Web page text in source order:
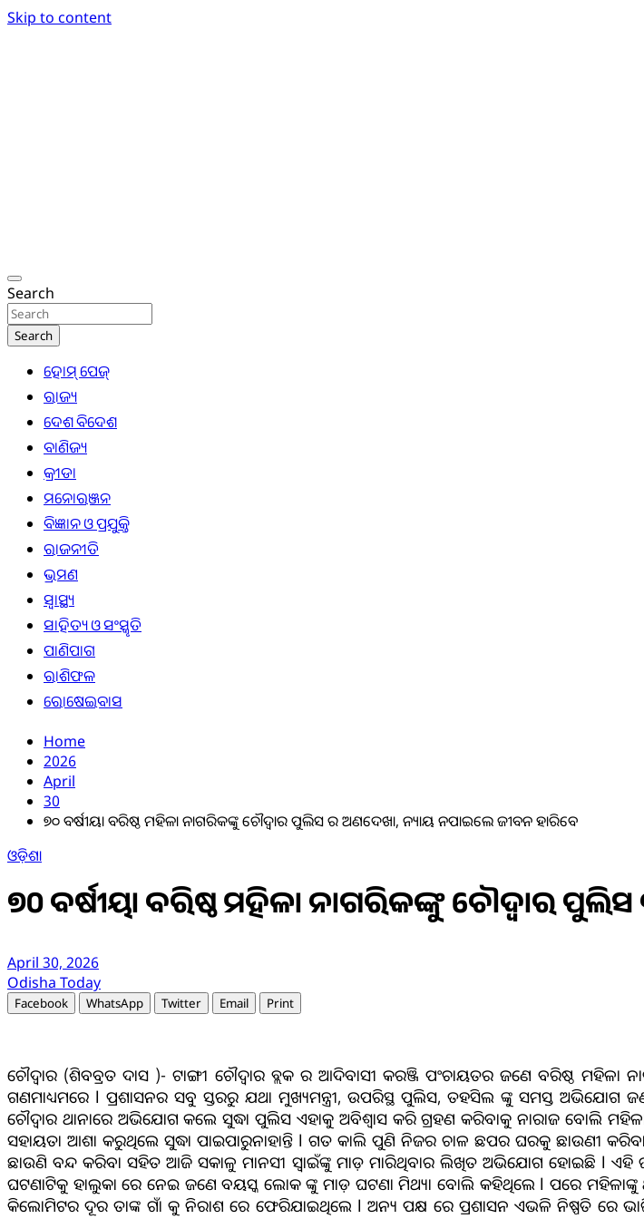
Skip to content
Search
Search
ହୋମ୍ ପେଜ୍
ରାଜ୍ୟ
ଦେଶ ବିଦେଶ
ବାଣିଜ୍ୟ
କ୍ରୀଡା
ମନୋରଞ୍ଜନ
ବିଜ୍ଞାନ ଓ ପ୍ରଯୁକ୍ତି
ରାଜନୀତି
ଭ୍ରମଣ
ସ୍ୱାସ୍ଥ୍ୟ
ସାହିତ୍ୟ ଓ ସଂସ୍କୃତି
ପାଣିପାଗ
ରାଶିଫଳ
ରୋଷେଇବାସ
Home
2026
April
30
୭୦ ବର୍ଷୀୟା ବରିଷ୍ଠ ମହିଳା ନାଗରିକଙ୍କୁ ଚୌଦ୍ୱାର ପୁଲିସ ର ଅଣଦେଖା, ନ୍ୟାୟ ନପାଇଲେ ଜୀବନ ହାରିବେ
ଓଡ଼ିଶା
୭୦ ବର୍ଷୀୟା ବରିଷ୍ଠ ମହିଳା ନାଗରିକଙ୍କୁ ଚୌଦ୍ୱାର
April 30, 2026
Odisha Today
Facebook WhatsApp Twitter Email Print
ଚୌଦ୍ୱାର (ଶିବବ୍ରତ ଦାସ )- ଟାଙ୍ଗୀ ଚୌଦ୍ୱାର ବ୍ଲକ ର ଆଦିବାସୀ କରଞ୍ଜି ପଂଚାୟତର ଜଣେ ବରିଷ୍ଠ
ଗଣମାଧ୍ୟମରେ l ପ୍ରଶାସନର ସବୁ ସ୍ତରରୁ ଯଥା ମୁଖ୍ୟମନ୍ତ୍ରୀ, ଉପରିସ୍ଥ ପୁଲିସ, ତହସିଲ ଙ୍କୁ ସମସ୍ତ ଅଭିଯୋଗ
ଚୌଦ୍ୱାର ଥାନାରେ ଅଭିଯୋଗ କଲେ ସୁଦ୍ଧା ପୁଲିସ ଏହାକୁ ଅବିଶ୍ୱାସ କରି ଗ୍ରହଣ କରିବାକୁ ନାରାଜ ବୋଲି ମହିଳା
ସହାୟତା ଆଶା କରୁଥିଲେ ସୁଦ୍ଧା ପାଇପାରୁନାହାନ୍ତି l ଗତ କାଲି ପୁଣି ନିଜର ଚାଳ ଛପର ଘରକୁ ଛାଉଣୀ
ଛାଉଣି ବନ୍ଦ କରିବା ସହିତ ଆଜି ସକାଳୁ ମାନସୀ ସ୍ୱାଇଁଙ୍କୁ ମାଡ଼ ମାରିଥିବାର ଲିଖିତ ଅଭିଯୋଗ ହୋଇଛି l ଏହି
ଘଟଣାଟିକୁ ହାଲୁକା ରେ ନେଇ ଜଣେ ବୟସ୍କ ଲୋକ ଙ୍କୁ ମାଡ଼ ଘଟଣା ମିଥ୍ୟା ବୋଲି କହିଥିଲେ l ପରେ
କିଲୋମିଟର ଦୂର ତାଙ୍କ ଗାଁ କୁ ନିରାଶ ରେ ଫେରିଯାଇଥିଲେ l ଅନ୍ୟ ପକ୍ଷ ରେ ପ୍ରଶାସନ ଏଭଳି ନିଷ୍ପତି ରେ